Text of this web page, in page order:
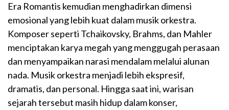
Era Romantis kemudian menghadirkan dimensi
emosional yang lebih kuat dalam musik orkestra.
Komposer seperti Tchaikovsky, Brahms, dan Mahler
menciptakan karya megah yang menggugah perasaan
dan menyampaikan narasi mendalam melalui alunan
nada. Musik orkestra menjadi lebih ekspresif,
dramatis, dan personal. Hingga saat ini, warisan
sejarah tersebut masih hidup dalam konser,